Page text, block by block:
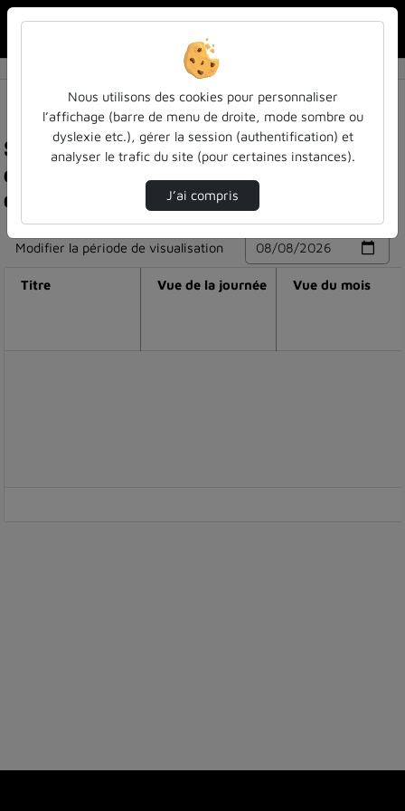
Statistiques de visualisation de la vidéo Ecole
doctorale sirena - cérémonie de remise des
diplômes de doctorat 2023
Modifier la période de visualisation
Titre Vue de la journée Vue du mois
Nous utilisons des cookies pour personnaliser
l’affichage (barre de menu de droite, mode sombre ou
dyslexie etc.), gérer la session (authentification) et
analyser le trafic du site (pour certaines instances).
J’ai compris